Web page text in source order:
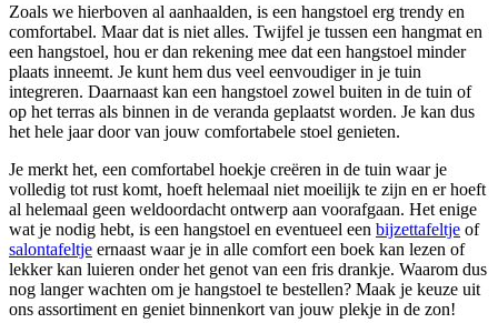
Zoals we hierboven al aanhaalden, is een hangstoel erg trendy en
comfortabel. Maar dat is niet alles. Twijfel je tussen een hangmat en
een hangstoel, hou er dan rekening mee dat een hangstoel minder
plaats inneemt. Je kunt hem dus veel eenvoudiger in je tuin
integreren. Daarnaast kan een hangstoel zowel buiten in de tuin of
op het terras als binnen in de veranda geplaatst worden. Je kan dus
het hele jaar door van jouw comfortabele stoel genieten.
Je merkt het, een comfortabel hoekje creëren in de tuin waar je
volledig tot rust komt, hoeft helemaal niet moeilijk te zijn en er hoeft
al helemaal geen weldoordacht ontwerp aan voorafgaan. Het enige
wat je nodig hebt, is een hangstoel en eventueel een bijzettafeltje of
salontafeltje ernaast waar je in alle comfort een boek kan lezen of
lekker kan luieren onder het genot van een fris drankje. Waarom dus
nog langer wachten om je hangstoel te bestellen? Maak je keuze uit
ons assortiment en geniet binnenkort van jouw plekje in de zon!